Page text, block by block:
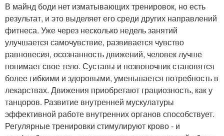
В майнд боди нет изматывающих тренировок, но есть
результат, и это выделяет его среди других направлений
фитнеса. Уже через несколько недель занятий
улучшается самочувствие, развивается чувство
равновесия, осознанность движений, человек лучше
понимает свое тело. Суставы и позвоночник становятся
более гибкими и здоровыми, уменьшается потребность в
лекарствах. Движения приобретают грациозность, как у
танцоров. Развитие внутренней мускулатуры
эффективной работе внутренних органов способствует.
Регулярные тренировки стимулируют крово - и